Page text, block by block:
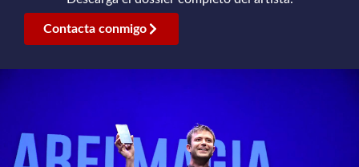
Contacta conmigo